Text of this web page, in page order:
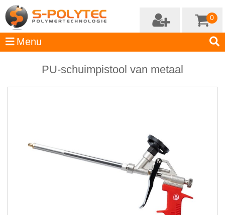
0
PU-schuimpistool van metaal